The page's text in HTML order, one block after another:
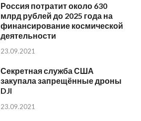
Россия потратит около 630
млрд рублей до 2025 года на
финансирование космической
деятельности
23.09.2021
Секретная служба США
закупала запрещённые дроны
DJI
23.09.2021